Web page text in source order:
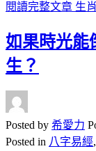
閱讀完整文章 生
如果時光能
生？
Posted by 希愛力
Posted in 八字易經,